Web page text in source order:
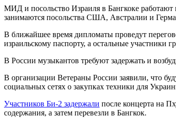
МИД и посольство Израиля в Бангкоке работают
занимаются посольства США, Австралии и
В ближайшее время дипломаты проведут
израильскому паспорту, а остальные участники
В России музыкантов требуют задержать и
В организации Ветераны России заявили, что
социальных сетях о закупках техники для
Участников Би-2 задержали после концерта на
содержания, а затем перевезли в Бангкок.